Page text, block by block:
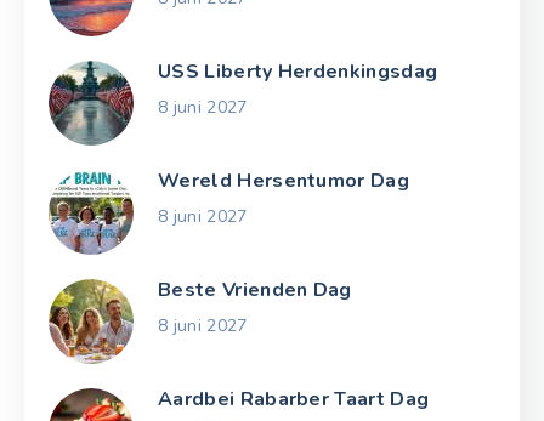
USS Liberty Herdenkingsdag
8 juni 2027
Wereld Hersentumor Dag
8 juni 2027
Beste Vrienden Dag
8 juni 2027
Aardbei Rabarber Taart Dag